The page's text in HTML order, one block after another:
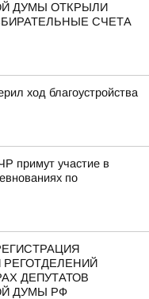
ДУМЫ ОТКРЫЛИ
СЧЕТА
ход благоустройства
примут участие в
по
РЕГОТДЕЛЕНИЙ
ДЕПУТАТОВ
ДУМЫ РФ